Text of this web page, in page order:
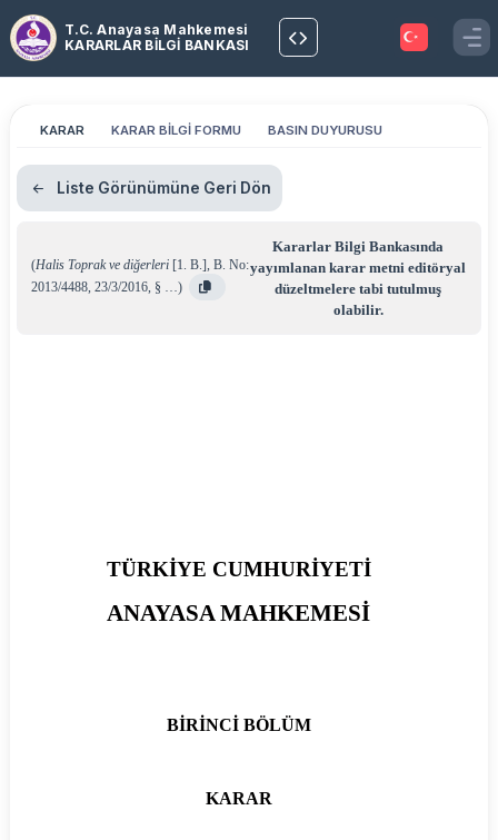
T.C. Anayasa Mahkemesi
KARARLAR BİLGİ BANKASI
KARAR KARAR BİLGİ FORMU BASIN DUYURUSU
Liste Görünümüne Geri Dön
(Halis Toprak ve diğerleri [1. B.], B. No:
2013/4488, 23/3/2016, § …)
Kararlar Bilgi Bankasında
yayımlanan karar metni editöryal
düzeltmelere tabi tutulmuş
olabilir.